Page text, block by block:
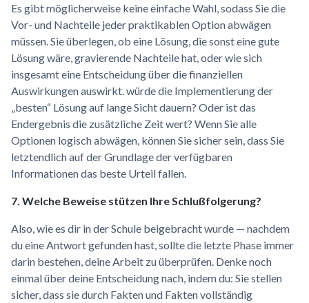
Es gibt möglicherweise keine einfache Wahl, sodass Sie die
Vor- und Nachteile jeder praktikablen Option abwägen
müssen. Sie überlegen, ob eine Lösung, die sonst eine gute
Lösung wäre, gravierende Nachteile hat, oder wie sich
insgesamt eine Entscheidung über die finanziellen
Auswirkungen auswirkt. würde die Implementierung der
„besten“ Lösung auf lange Sicht dauern? Oder ist das
Endergebnis die zusätzliche Zeit wert? Wenn Sie alle
Optionen logisch abwägen, können Sie sicher sein, dass Sie
letztendlich auf der Grundlage der verfügbaren
Informationen das beste Urteil fallen.
7. Welche Beweise stützen Ihre Schlußfolgerung?
Also, wie es dir in der Schule beigebracht wurde — nachdem
du eine Antwort gefunden hast, sollte die letzte Phase immer
darin bestehen, deine Arbeit zu überprüfen. Denke noch
einmal über deine Entscheidung nach, indem du: Sie stellen
sicher, dass sie durch Fakten und Fakten vollständig